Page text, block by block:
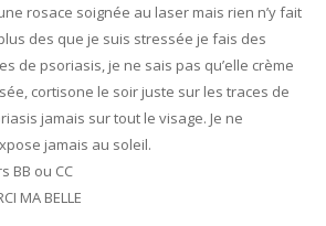
une rosace soignée au laser mais rien n’y fait
des que je suis stressée je fais des
de psoriasis, je ne sais pas qu’elle crème
cortisone le soir juste sur les traces de
jamais sur tout le visage. Je ne
jamais au soleil.
BB ou CC
MA BELLE